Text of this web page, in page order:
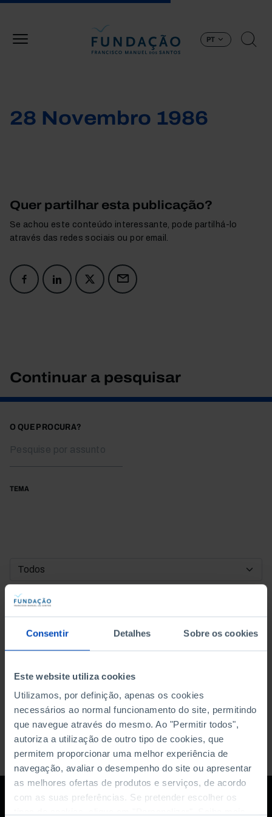
Consentir Detalhes Sobre os cookies
Este website utiliza cookies
Utilizamos, por definição, apenas os cookies
necessários ao normal funcionamento do site, permitindo
que navegue através do mesmo. Ao "Permitir todos",
autoriza a utilização de outro tipo de cookies, que
permitem proporcionar uma melhor experiência de
navegação, avaliar o desempenho do site ou apresentar
as melhores ofertas de produtos e serviços, de acordo
com as suas preferências. Se pretender escolher os
PT
28 Novembro 1986
Quer partilhar esta publicação?
Se achou este conteúdo interessante, pode partilhá-lo
através das redes sociais ou por email.
Continuar a pesquisar
O QUE PROCURA?
TEMA
DATA DE INÍCIO
DATA DE FIM